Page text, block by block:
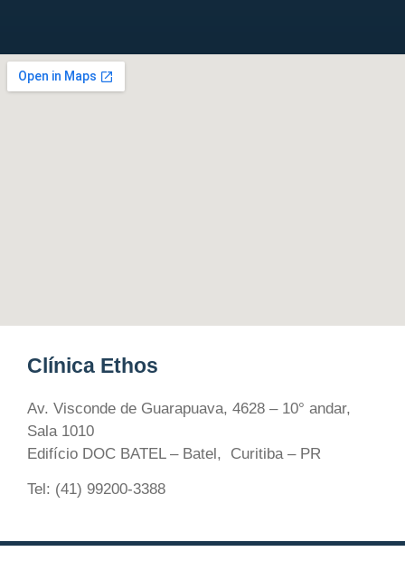
Clínica Ethos
Av. Visconde de Guarapuava, 4628 – 10° andar,
Sala 1010
Edifício DOC BATEL – Batel, Curitiba – PR
Tel: (41) 99200-3388